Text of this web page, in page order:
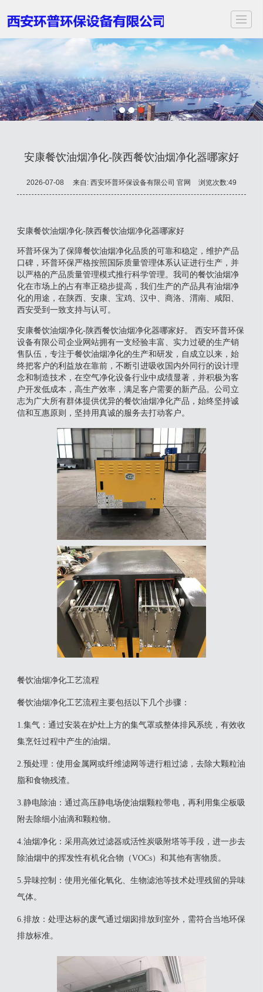
首页 关于我们 服务项目 应用领域案例展示新闻动态视频中心
安康餐饮油烟净化-陕西餐饮油烟净化器哪家好
2026-07-08 来自:西安环普环保设备有限公司 官网 浏览次数:49
安康餐饮油烟净化-陕西餐饮油烟净化器哪家好
环普环保为了保障餐饮油烟净化品质的可靠和稳定，维护产品
口碑，环普环保严格按照国际质量管理体系认证进行生产，并
以严格的产品质量管理模式推行科学管理。我司的餐饮油烟净
化在市场上的占有率正稳步提高，我们生产的产品具有油烟净
化的用途，在陕西、安康、宝鸡、汉中、商洛、渭南、咸阳、
西安受到一致支持与认可。
安康餐饮油烟净化-陕西餐饮油烟净化器哪家好。 西安环普环保
设备有限公司企业网站拥有一支经验丰富、实力过硬的生产销
售队伍，专注于餐饮油烟净化的生产和研发，自成立以来，始
终把客户的利益放在靠前，不断引进吸收国内外同行的设计理
念和制造技术，在空气净化设备行业中成绩显著，并积极为客
户开发低成本，高生产效率，满足客户需要的新产品。公司立
志为广大所有群体提供优异的餐饮油烟净化产品，始终坚持诚
信和互惠原则，坚持用真诚的服务去打动客户。
餐饮油烟净化工艺流程
‌餐饮油烟净化工艺流程主要包括以下几个步骤‌：
1‌.集气‌：通过安装在炉灶上方的集气罩或整体排风系统，有效收
集烹饪过程中产生的油烟‌。
‌2.预处理‌：使用金属网或纤维滤网等进行粗过滤，去除大颗粒油
脂和食物残渣‌。
‌3.静电除油‌：通过高压静电场使油烟颗粒带电，再利用集尘板吸
附去除细小油滴和颗粒物‌。
‌4.油烟净化‌：采用高效过滤器或活性炭吸附塔等手段，进一步去
除油烟中的挥发性有机化合物（VOCs）和其他有害物质‌。
‌5.异味控制‌：使用光催化氧化、生物滤池等技术处理残留的异味
气体‌。
‌6.排放‌：处理达标的废气通过烟囱排放到室外，需符合当地环保
排放标准‌。